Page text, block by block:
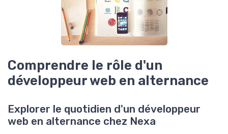
Comprendre le rôle d'un
développeur web en alternance
Explorer le quotidien d'un développeur
web en alternance chez Nexa